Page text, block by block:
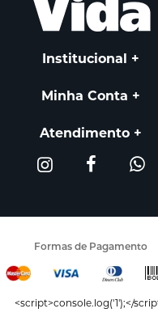
Institucional
Minha Conta
Atendimento
Formas de Pagamento
<script>console.log('1');</